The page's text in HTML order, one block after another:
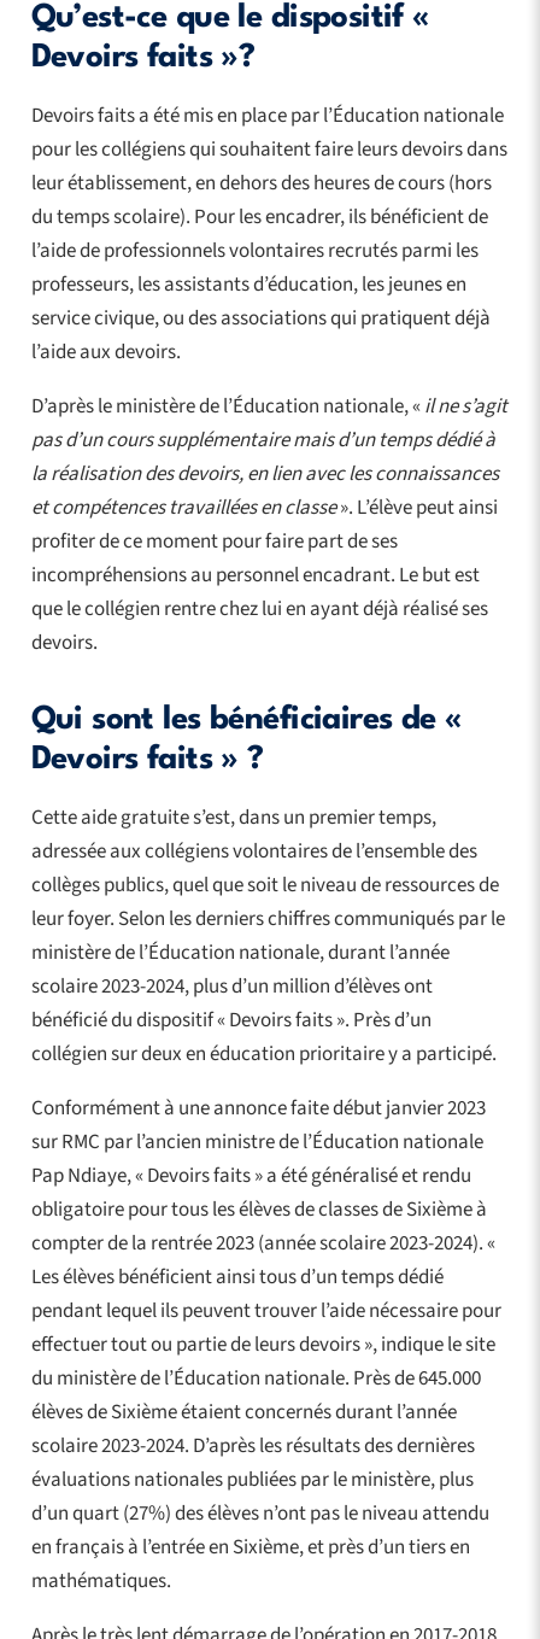
Qu’est-ce que le dispositif «
Devoirs faits »?
Devoirs faits a été mis en place par l’Éducation nationale
pour les collégiens qui souhaitent faire leurs devoirs dans
leur établissement, en dehors des heures de cours (hors
du temps scolaire). Pour les encadrer, ils bénéficient de
l’aide de professionnels volontaires recrutés parmi les
professeurs, les assistants d’éducation, les jeunes en
service civique, ou des associations qui pratiquent déjà
l’aide aux devoirs.
D’après le ministère de l’Éducation nationale, «il ne s’agit
pas d’un cours supplémentaire mais d’un temps dédié à
la réalisation des devoirs, en lien avec les connaissances
et compétences travaillées en classe». L’élève peut ainsi
profiter de ce moment pour faire part de ses
incompréhensions au personnel encadrant. Le but est
que le collégien rentre chez lui en ayant déjà réalisé ses
devoirs.
Qui sont les bénéficiaires de «
Devoirs faits » ?
Cette aide gratuite s’est, dans un premier temps,
adressée aux collégiens volontaires de l’ensemble des
collèges publics, quel que soit le niveau de ressources de
leur foyer. Selon les derniers chiffres communiqués par le
ministère de l’Éducation nationale, durant l’année
scolaire 2023-2024, plus d’un million d’élèves ont
bénéficié du dispositif « Devoirs faits ». Près d’un
collégien sur deux en éducation prioritaire y a participé.
Conformément à une annonce faite début janvier 2023
sur RMC par l’ancien ministre de l’Éducation nationale
Pap Ndiaye, « Devoirs faits » a été généralisé et rendu
obligatoire pour tous les élèves de classes de Sixième à
compter de la rentrée 2023 (année scolaire 2023-2024). «
Les élèves bénéficient ainsi tous d’un temps dédié
pendant lequel ils peuvent trouver l’aide nécessaire pour
effectuer tout ou partie de leurs devoirs », indique le site
du ministère de l’Éducation nationale. Près de 645.000
élèves de Sixième étaient concernés durant l’année
scolaire 2023-2024. D’après les résultats des dernières
évaluations nationales publiées par le ministère, plus
d’un quart (27%) des élèves n’ont pas le niveau attendu
en français à l’entrée en Sixième, et près d’un tiers en
mathématiques.